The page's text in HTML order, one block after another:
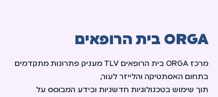
ORGA בית הרופאים
מרכז ORGA בית הרופאים TLV מעניק פתרונות מתקדמים
בתחום האסתטיקה והלייזר לעור,
תוך שימוש בטכנולוגיות חדשניות ובידע המבוסס על